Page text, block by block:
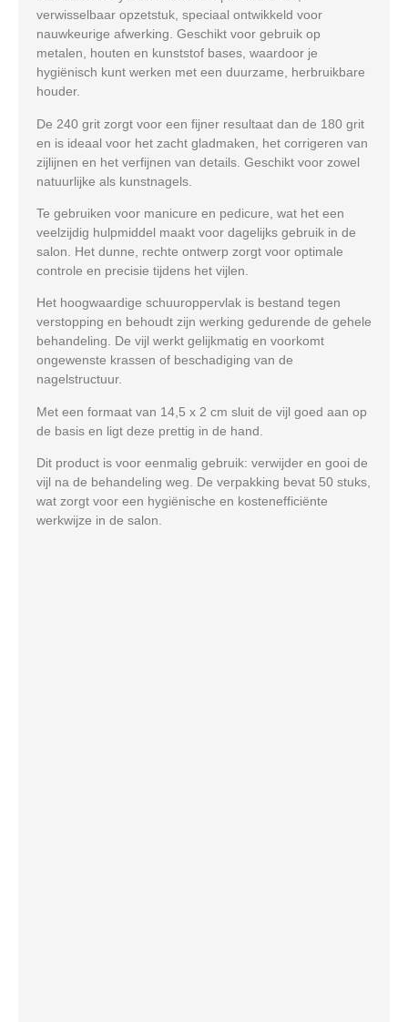
verwisselbaar opzetstuk, speciaal ontwikkeld voor
nauwkeurige afwerking. Geschikt voor gebruik op
metalen, houten en kunststof bases, waardoor je
hygiënisch kunt werken met een duurzame, herbruikbare
houder.
De 240 grit zorgt voor een fijner resultaat dan de 180 grit
en is ideaal voor het zacht gladmaken, het corrigeren van
zijlijnen en het verfijnen van details. Geschikt voor zowel
natuurlijke als kunstnagels.
Te gebruiken voor manicure en pedicure, wat het een
veelzijdig hulpmiddel maakt voor dagelijks gebruik in de
salon. Het dunne, rechte ontwerp zorgt voor optimale
controle en precisie tijdens het vijlen.
Het hoogwaardige schuuroppervlak is bestand tegen
verstopping en behoudt zijn werking gedurende de gehele
behandeling. De vijl werkt gelijkmatig en voorkomt
ongewenste krassen of beschadiging van de
nagelstructuur.
Met een formaat van 14,5 x 2 cm sluit de vijl goed aan op
de basis en ligt deze prettig in de hand.
Dit product is voor eenmalig gebruik: verwijder en gooi de
vijl na de behandeling weg. De verpakking bevat 50 stuks,
wat zorgt voor een hygiënische en kostenefficiënte
werkwijze in de salon.